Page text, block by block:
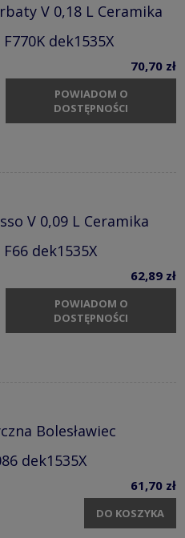
V 0,18 L Ceramika
dek1535X
70,70 zł
POWIADOM O
DOSTĘPNOŚCI
V 0,09 L Ceramika
dek1535X
62,89 zł
POWIADOM O
DOSTĘPNOŚCI
Bolesławiec
dek1535X
61,70 zł
DO KOSZYKA